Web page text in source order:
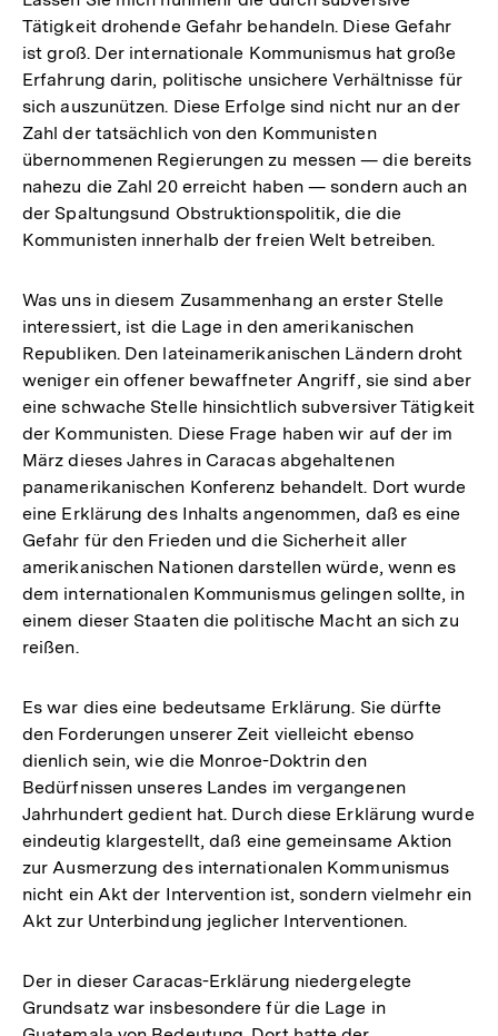
Tätigkeit drohende Gefahr behandeln. Diese Gefahr
ist groß. Der internationale Kommunismus hat große
Erfahrung darin, politische unsichere Verhältnisse für
sich auszunützen. Diese Erfolge sind nicht nur an der
Zahl der tatsächlich von den Kommunisten
übernommenen Regierungen zu messen — die bereits
nahezu die Zahl 20 erreicht haben — sondern auch an
der Spaltungsund Obstruktionspolitik, die die
Kommunisten innerhalb der freien Welt betreiben.
Was uns in diesem Zusammenhang an erster Stelle
interessiert, ist die Lage in den amerikanischen
Republiken. Den lateinamerikanischen Ländern droht
weniger ein offener bewaffneter Angriff, sie sind aber
eine schwache Stelle hinsichtlich subversiver Tätigkeit
der Kommunisten. Diese Frage haben wir auf der im
März dieses Jahres in Caracas abgehaltenen
panamerikanischen Konferenz behandelt. Dort wurde
eine Erklärung des Inhalts angenommen, daß es eine
Gefahr für den Frieden und die Sicherheit aller
amerikanischen Nationen darstellen würde, wenn es
dem internationalen Kommunismus gelingen sollte, in
einem dieser Staaten die politische Macht an sich zu
reißen.
Es war dies eine bedeutsame Erklärung. Sie dürfte
den Forderungen unserer Zeit vielleicht ebenso
dienlich sein, wie die Monroe-Doktrin den
Bedürfnissen unseres Landes im vergangenen
Jahrhundert gedient hat. Durch diese Erklärung wurde
eindeutig klargestellt, daß eine gemeinsame Aktion
zur Ausmerzung des internationalen Kommunismus
nicht ein Akt der Intervention ist, sondern vielmehr ein
Akt zur Unterbindung jeglicher Interventionen.
Der in dieser Caracas-Erklärung niedergelegte
Grundsatz war insbesondere für die Lage in